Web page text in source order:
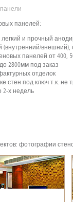
панелей:
легкий и прочный
(внутренний/
панелей от 400,
2800мм под заказ
отделок
стен под ключ т.к. не
2-х недель
фотографии